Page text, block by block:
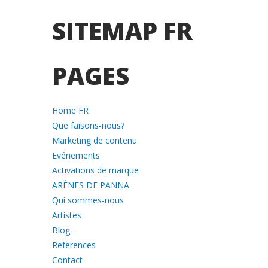
SITEMAP FR
PAGES
Home FR
Que faisons-nous?
Marketing de contenu
Evénements
Activations de marque
ARÈNES DE PANNA
Qui sommes-nous
Artistes
Blog
References
Contact